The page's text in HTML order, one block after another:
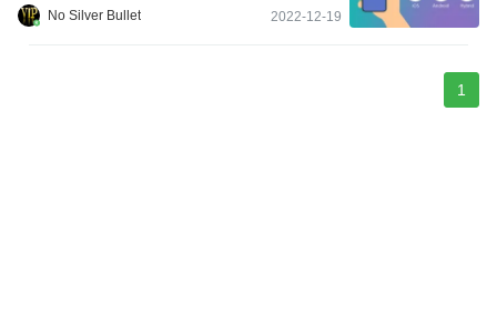
私描述语导致审核失败问题
No Silver Bullet 2022-12-19
1